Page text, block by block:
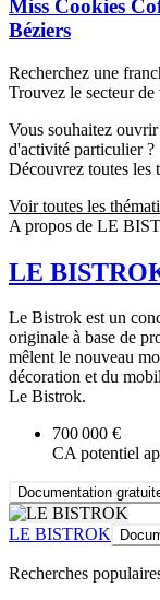
Miss Cookies
Béziers
Recherchez une
Trouvez le secteur de
Vous souhaitez
d'activité particulier ?
Découvrez toutes les
Voir toutes les
A propos de LE
LE
Le Bistrok est un
originale à base de
mêlent le nouveau
décoration et du
Le Bistrok.
700 000 €
CA potentiel
Documentation
LE BISTROK
Recherches